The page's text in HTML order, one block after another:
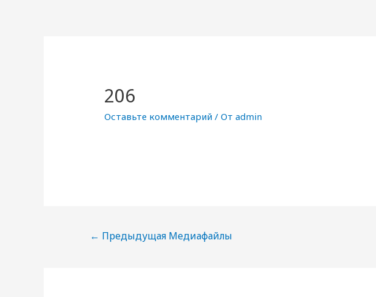
206
Оставьте комментарий / От admin
Навигация
← Предыдущая Медиафайлы